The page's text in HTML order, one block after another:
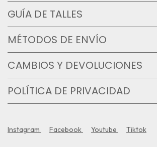
GUÍA DE TALLES
MÉTODOS DE ENVÍO
CAMBIOS Y DEVOLUCIONES
POLÍTICA DE PRIVACIDAD
Instagram Facebook Youtube Tiktok